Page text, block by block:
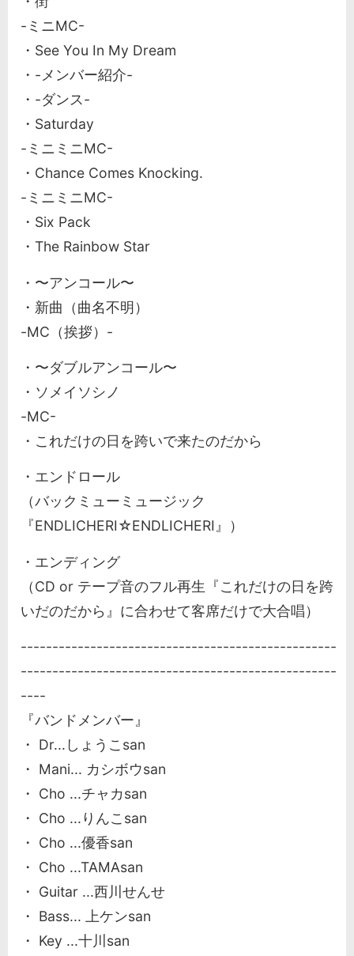
-ミニMC-
・See You In My Dream
・-メンバー紹介-
・-ダンス-
・Saturday
-ミニミニMC-
・Chance Comes Knocking.
-ミニミニMC-
・Six Pack
・The Rainbow Star
・〜アンコール〜
・新曲（曲名不明）
-MC（挨拶）-
・〜ダブルアンコール〜
・ソメイソシノ
-MC-
・これだけの日を跨いで来たのだから
・エンドロール
（バックミューミュージック
『ENDLICHERI☆ENDLICHERI』）
・エンディング
（CD or テープ音のフル再生『これだけの日を跨
いだのだから』に合わせて客席だけで大合唱）
--------------------------------------------------
--------------------------------------------------
----
『バンドメンバー』
・ Dr...しょうこsan
・ Mani... カシボウsan
・ Cho ...チャカsan
・ Cho ...りんこsan
・ Cho ...優香san
・ Cho ...TAMAsan
・ Guitar ...西川せんせ
・ Bass... 上ケンsan
・ Key ...十川san